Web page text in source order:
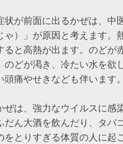
状が前面に出るかぜは、中
ゃ）」が原因と考えます。
ると高熱が出ます。のどが
のどが渇き、冷たい水を欲
頭痛やせきなども伴います。
ぜは、強力なウイルスに感
だん大酒を飲んだり、タバ
をとりすぎる体質の人に起